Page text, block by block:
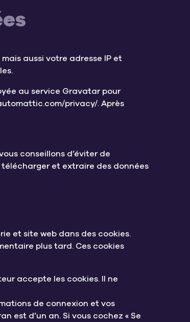
aussi votre adresse IP et
au service Gravatar pour
privacy/. Après
conseillons d’éviter de
télécharger et extraire des données
et site web dans des cookies.
plus tard. Ces cookies
accepte les cookies. Il ne
de connexion et vos
est d’un an. Si vous cochez « Se